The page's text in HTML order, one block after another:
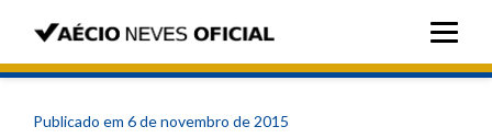
Publicado em 6 de novembro de 2015